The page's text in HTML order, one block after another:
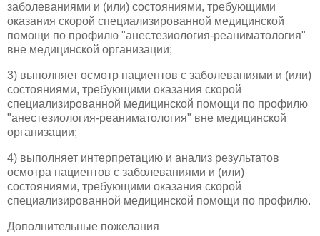
заболеваниями и (или) состояниями, требующими
оказания скорой специализированной медицинской
помощи по профилю "анестезиология-реаниматология"
вне медицинской организации;
3) выполняет осмотр пациентов с заболеваниями и (или)
состояниями, требующими оказания скорой
специализированной медицинской помощи по профилю
"анестезиология-реаниматология" вне медицинской
организации;
4) выполняет интерпретацию и анализ результатов
осмотра пациентов с заболеваниями и (или)
состояниями, требующими оказания скорой
специализированной медицинской помощи по профилю.
Дополнительные пожелания